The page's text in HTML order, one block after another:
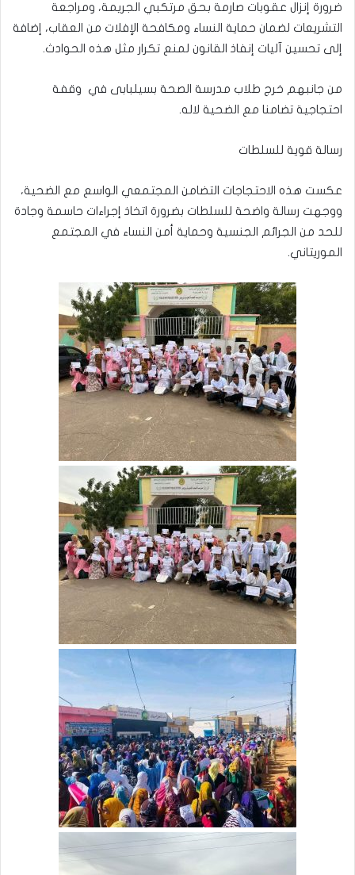
ضرورة إنزال عقوبات صارمة بحق مرتكبي الجريمة، ومراجعة
التشريعات لضمان حماية النساء ومكافحة الإفلات من العقاب، إضافة
إلى تحسين آليات إنفاذ القانون لمنع تكرار مثل هذه الحوادث.
من جانبهم خرج طلاب مدرسة الصحة بسيلبابى في وقفة
احتجاجية تضامنا مع الضحية لاله.
رسالة قوية للسلطات
عكست هذه الاحتجاجات التضامن المجتمعي الواسع مع الضحية،
ووجهت رسالة واضحة للسلطات بضرورة اتخاذ إجراءات حاسمة وجادة
للحد من الجرائم الجنسية وحماية أمن النساء في المجتمع
الموريتاني.